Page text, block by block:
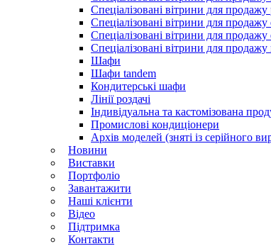
Спеціалізовані вітрини для
Спеціалізовані вітрини для продажу
Спеціалізовані вітрини для
Спеціалізовані вітрини для продажу
Шафи
Шафи tandem
Кондитерські шафи
Лінії роздачі
Індивідуальна та кастомізована
Промислові кондиціонери
Архів моделей (зняті із серійного
Новини
Виставки
Портфоліо
Завантажити
Наші клієнти
Відео
Підтримка
Контакти